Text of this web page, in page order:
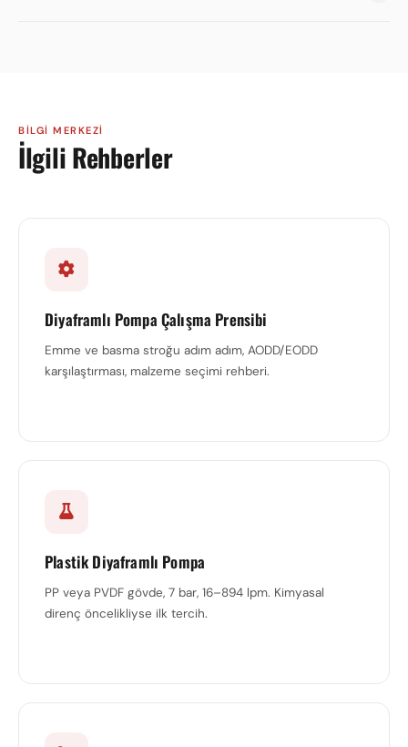
BILGI MERKEZI
İlgili Rehberler
Diyaframlı Pompa Çalışma Prensibi
Emme ve basma stroğu adım adım, AODD/EODD
karşılaştırması, malzeme seçimi rehberi.
Plastik Diyaframlı Pompa
PP veya PVDF gövde, 7 bar, 16–894 lpm. Kimyasal
direnç öncelikliyse ilk tercih.